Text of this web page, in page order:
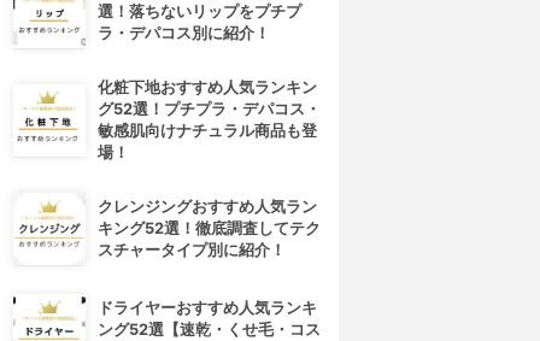
選！落ちないリップをプチプ
ラ・デパコス別に紹介！
化粧下地おすすめ人気ランキン
グ52選！プチプラ・デパコス・
敏感肌向けナチュラル商品も登
場！
クレンジングおすすめ人気ラン
キング52選！徹底調査してテク
スチャータイプ別に紹介！
ドライヤーおすすめ人気ランキ
ング52選【速乾・くせ毛・コス